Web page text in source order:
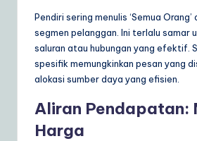
Pendiri sering menulis ‘Semua Orang’
segmen pelanggan. Ini terlalu samar
saluran atau hubungan yang efektif.
spesifik memungkinkan pesan yang
alokasi sumber daya yang efisien.
Aliran Pendapatan:
Harga